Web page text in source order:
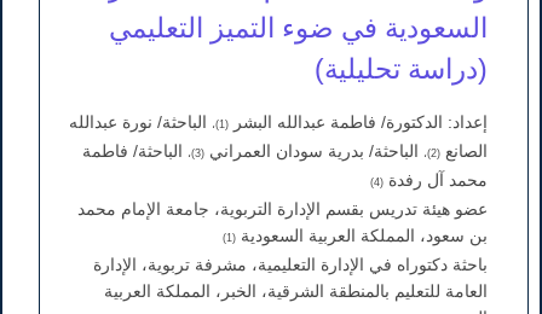
السعودية في ضوء التميز التعليمي
(دراسة تحليلية)
إعداد: الدكتورة/ فاطمة عبدالله البشر (1)،
الباحثة/ نورة عبدالله
الصانع (2)، الباحثة/ بدرية سودان العمراني (3)،
الباحثة/ فاطمة
محمد آل رفدة (4)
عضو هيئة تدريس بقسم الإدارة التربوية، جامعة الإمام محمد
بن سعود، المملكة العربية السعودية (1)
باحثة دكتوراه في الإدارة التعليمية، مشرفة تربوية، الإدارة
العامة للتعليم بالمنطقة الشرقية، الخبر، المملكة العربية